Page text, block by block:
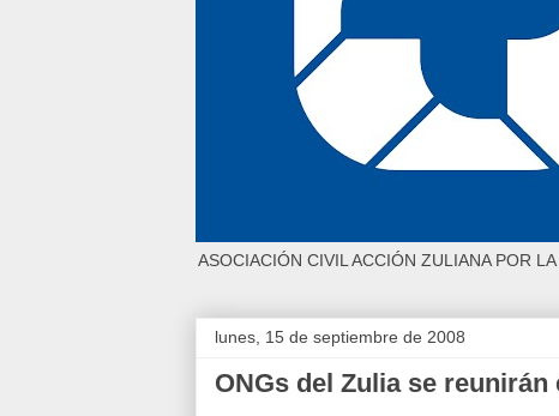
ASOCIACIÓN CIVIL ACCIÓN ZULIANA POR
lunes, 15 de septiembre de 2008
ONGs del Zulia se reunirán